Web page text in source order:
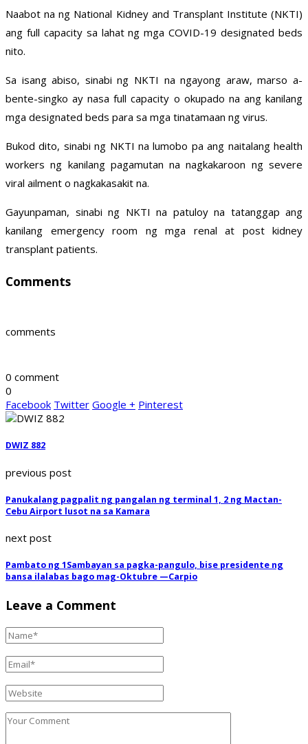
Naabot na ng National Kidney and Transplant Institute (NKTI)
ang full capacity sa lahat ng mga COVID-19 designated beds
nito.
Sa isang abiso, sinabi ng NKTI na ngayong araw, marso a-
bente-singko ay nasa full capacity o okupado na ang kanilang
mga designated beds para sa mga tinatamaan ng virus.
Bukod dito, sinabi ng NKTI na lumobo pa ang naitalang health
workers ng kanilang pagamutan na nagkakaroon ng severe
viral ailment o nagkakasakit na.
Gayunpaman, sinabi ng NKTI na patuloy na tatanggap ang
kanilang emergency room ng mga renal at post kidney
transplant patients.
Comments
comments
0 comment
0
Facebook Twitter Google + Pinterest
DWIZ 882
previous post
Panukalang pagpalit ng pangalan ng terminal 1, 2 ng Mactan-
Cebu Airport lusot na sa Kamara
next post
Pambato ng 1Sambayan sa pagka-pangulo, bise presidente ng
bansa ilalabas bago mag-Oktubre —Carpio
Leave a Comment